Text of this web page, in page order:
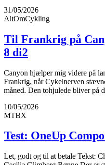
31/05/2026
AltOmCykling
Til Frankrig på
8 di2
Canyon hjælper mig videre på
Frankrig, når Cykelnerven
måned. Den tohjulede bliver på
10/05/2026
MTBX
Test: OneUp
Let, godt og til at betale Tekst: